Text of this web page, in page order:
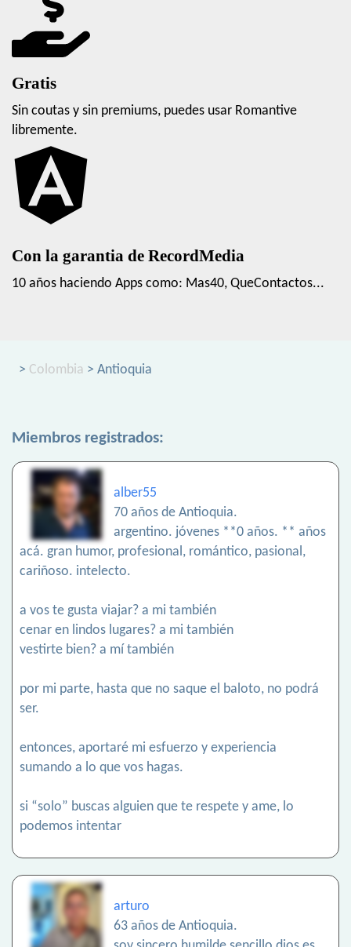
Gratis
Sin coutas y sin premiums, puedes usar Romantive
libremente.
Con la garantia de RecordMedia
10 años haciendo Apps como: Mas40, QueContactos...
> Colombia > Antioquia
Miembros registrados:
alber55
70 años de Antioquia.
argentino. jóvenes **0 años. ** años
acá. gran humor, profesional, romántico, pasional,
cariñoso. intelecto.
a vos te gusta viajar? a mi también
cenar en lindos lugares? a mi también
vestirte bien? a mí también
por mi parte, hasta que no saque el baloto, no podrá
ser.
entonces, aportaré mi esfuerzo y experiencia
sumando a lo que vos hagas.
si “solo” buscas alguien que te respete y ame, lo
podemos intentar
arturo
63 años de Antioquia.